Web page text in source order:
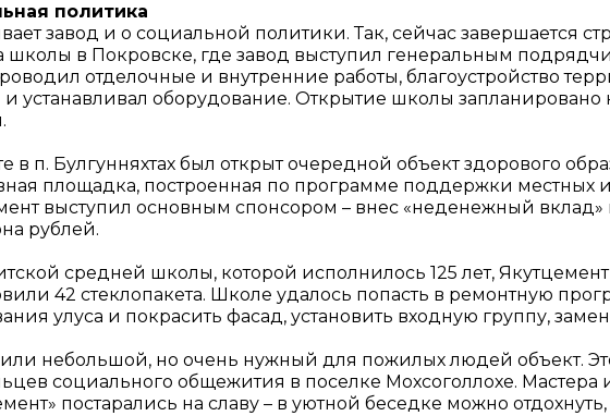
политика
завод и о социальной политики. Так, сейчас завершается
школы в Покровске, где завод выступил генеральным
отделочные и внутренние работы, благоустройство
и устанавливал оборудование. Открытие школы запланировано
в п. Булгунняхтах был открыт очередной объект здорового
площадка, построенная по программе поддержки местных
выступил основным спонсором – внес «неденежный вклад»
рублей.
средней школы, которой исполнилось 125 лет,
42 стеклопакета. Школе удалось попасть в ремонтную
улуса и покрасить фасад, установить входную группу,
небольшой, но очень нужный для пожилых людей объект.
социального общежития в поселке Мохсоголлохе. Мастера
постарались на славу – в уютной беседке можно